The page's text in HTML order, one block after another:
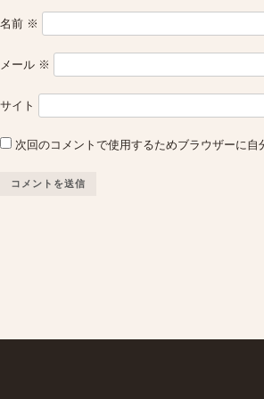
名前 ※
メール ※
サイト
次回のコメントで使用するためブラウザーに自